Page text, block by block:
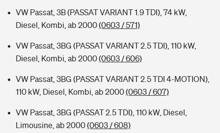
VW Passat, 3B (PASSAT VARIANT 1.9 TDI), 74 kW,
Diesel, Kombi, ab 2000(0603 / 571)
VW Passat, 3BG (PASSAT VARIANT 2.5 TDI), 110 kW,
Diesel, Kombi, ab 2000(0603 / 606)
VW Passat, 3BG (PASSAT VARIANT 2.5 TDI 4-MOTION),
110 kW, Diesel, Kombi, ab 2000(0603 / 607)
VW Passat, 3BG (PASSAT 2.5 TDI), 110 kW, Diesel,
Limousine, ab 2000(0603 / 608)